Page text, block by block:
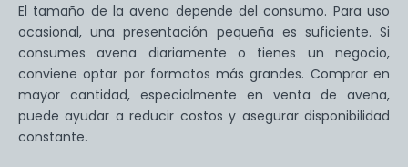
El tamaño de la avena depende del consumo. Para uso
ocasional, una presentación pequeña es suficiente. Si
consumes avena diariamente o tienes un negocio,
conviene optar por formatos más grandes. Comprar en
mayor cantidad, especialmente en venta de avena,
puede ayudar a reducir costos y asegurar disponibilidad
constante.